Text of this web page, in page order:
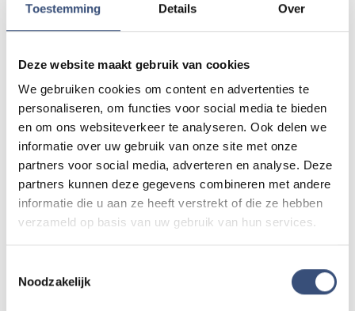
Toestemming Details Over
Deze website maakt gebruik van cookies
We gebruiken cookies om content en advertenties te
personaliseren, om functies voor social media te bieden
en om ons websiteverkeer te analyseren. Ook delen we
informatie over uw gebruik van onze site met onze
partners voor social media, adverteren en analyse. Deze
partners kunnen deze gegevens combineren met andere
informatie die u aan ze heeft verstrekt of die ze hebben
verzameld op basis van uw gebruik van hun services.
Noodzakelijk
11
Magic Summer show met Steven Kazàn
📍Ouddorp🕐17:00
12
AUG.
Kinderdagen bij RTM-trammuseum in
Ouddorp
📍Ouddorp🕐10:00
13
AUG.
Hippie Beach Day markt bij Houten Kaap
📍Ouddorp 🕐12:00